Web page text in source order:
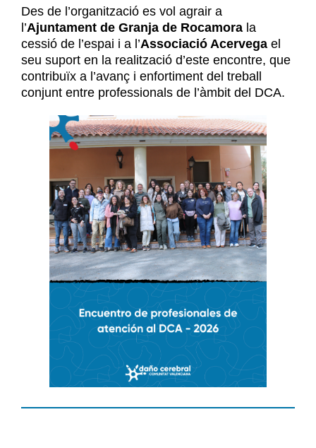
Des de l’organització es vol agrair a
l’Ajuntament de Granja de Rocamorala
cessió de l’espai i a l’Associació Acervegael
seu suport en la realització d’este encontre, que
contribuïx a l’avanç i enfortiment del treball
conjunt entre professionals de l’àmbit del DCA.